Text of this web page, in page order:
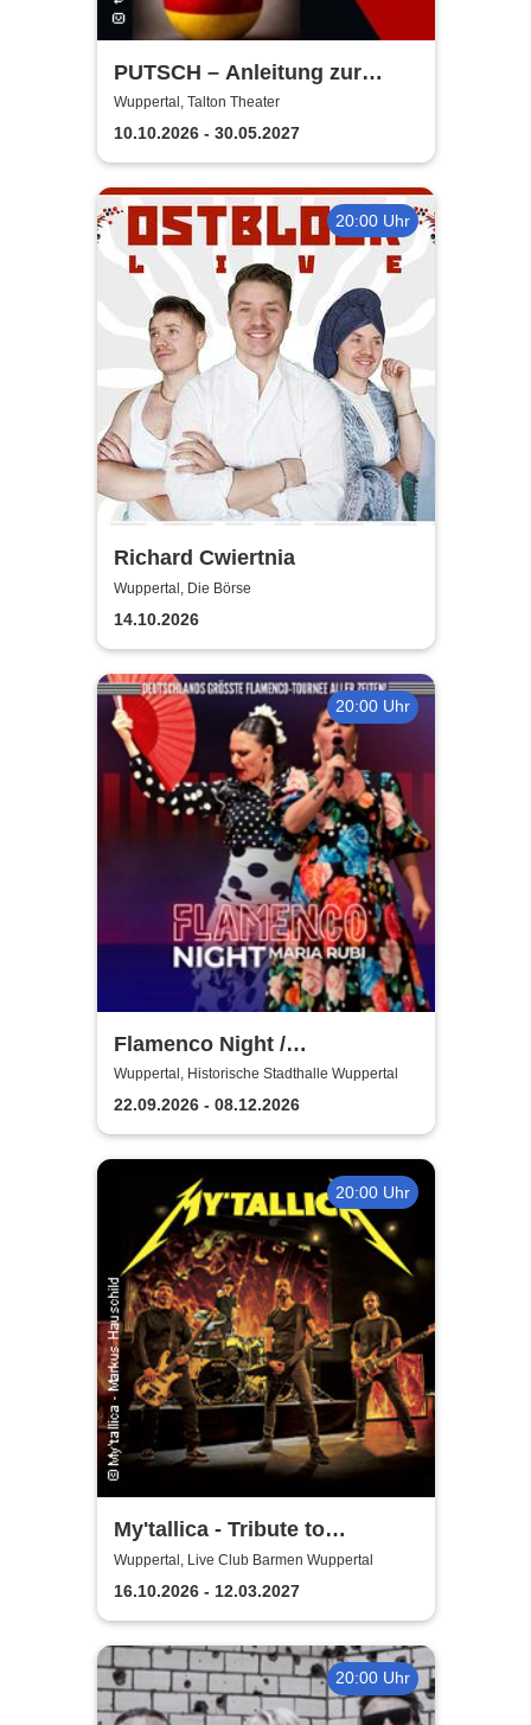
PUTSCH – Anleitung zur
Zerstörung ... einer
Demokratie | Talton Theater
Wuppertal, Talton Theater
10.10.2026 - 30.05.2027
20:00 Uhr
Richard Cwiertnia
Wuppertal, Die Börse
14.10.2026
20:00 Uhr
Flamenco Night /
Flamencomanía Tour 26/27 -
Deutschlands größte
Flamenco-Tournee
Wuppertal, Historische Stadthalle Wuppertal
22.09.2026 - 08.12.2026
20:00 Uhr
My'tallica - Tribute to
Metallica
Wuppertal, Live Club Barmen Wuppertal
16.10.2026 - 12.03.2027
20:00 Uhr